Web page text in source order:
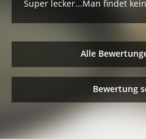
Super lecker...Man findet
Alle
Bewertung